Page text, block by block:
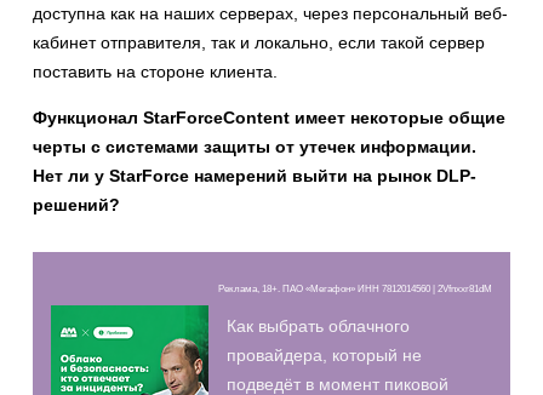
доступна как на наших серверах, через персональный веб-
кабинет отправителя, так и локально, если такой сервер
поставить на стороне клиента.
Функционал StarForceContent имеет некоторые общие
черты с системами защиты от утечек информации.
Нет ли у StarForce намерений выйти на рынок DLP-
решений?
Реклама, 18+. ПАО «Мегафон» ИНН 7812014560 | 2Vfnxxr81dM
Как выбрать облачного
провайдера, который не
подведёт в момент пиковой